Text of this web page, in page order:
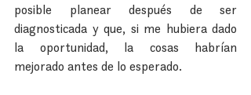
posible planear después de ser
diagnosticada y que, si me hubiera dado
la oportunidad, la cosas habrían
mejorado antes de lo esperado.